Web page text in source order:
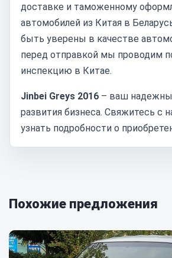
доставке и таможенному
автомобилей из Китая в
быть уверены в качестве
перед отправкой мы проводим
инспекцию в Китае.
Jinbei Greys 2016 – ваш
развития бизнеса. Свяжитесь с
узнать подробности о
Похожие предложения